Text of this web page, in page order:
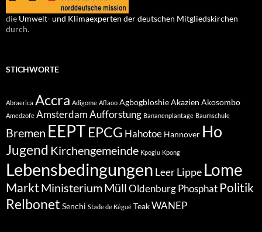
die Umwelt- und Klimaexperten der deutschen Mitgliedskirchen
durch.
STICHWORTE
Abraerica Accra Adigome Aflaoo AgbogbloshieAkazien Akosombo
Amedzofe Amsterdam Aufforstung Bananenplantage Baumschule
Bremen EEPTEPCG Hahotoe Hannover Ho
Jugend Kirchengemeinde Kpoglu Kpong
Lebensbedingungen Leer Lippe Lome
Markt MinisteriumMüll Oldenburg Phosphat Politik
Relbonet Senchi Stade de Kégué TeakWANEP